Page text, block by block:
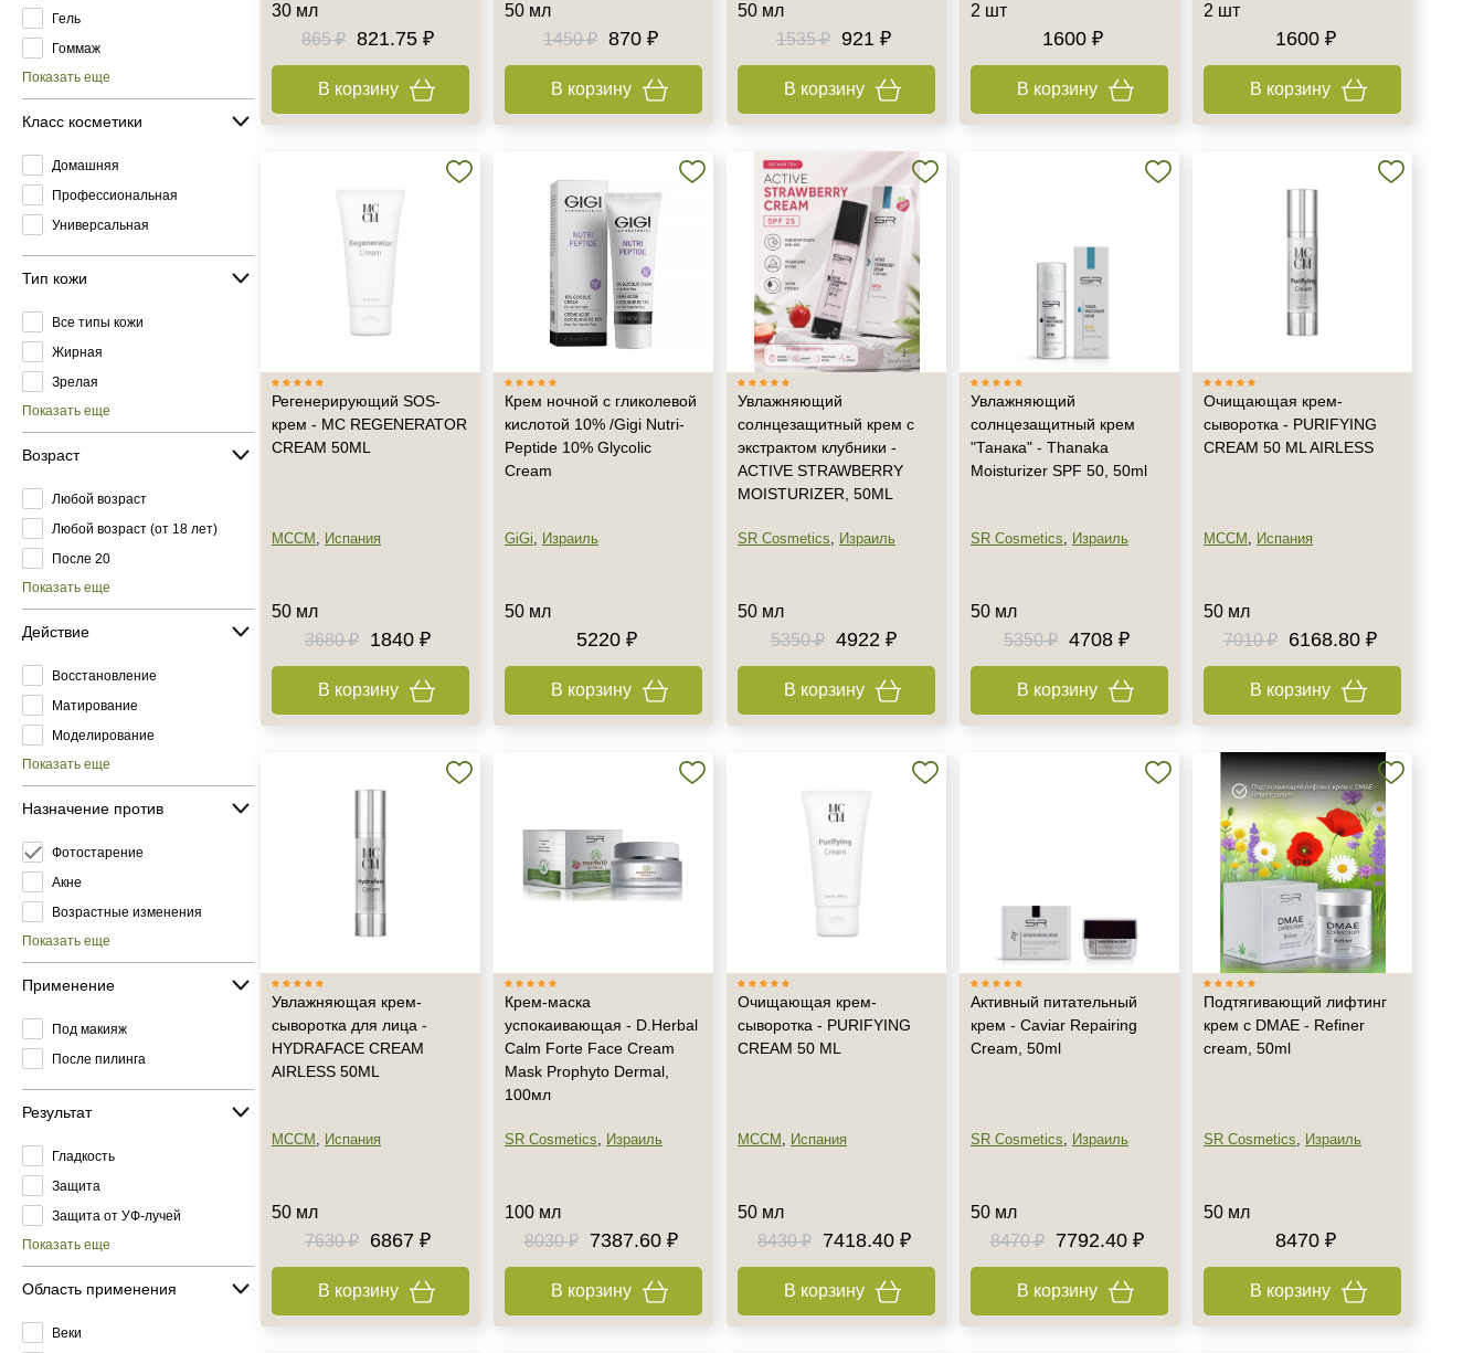
Гель
Гоммаж
Показать еще
Класс косметики
Домашняя
Профессиональная
Универсальная
Тип кожи
Все типы кожи
Жирная
Зрелая
Показать еще
Возраст
Любой возраст
Любой возраст (от 18 лет)
После 20
Показать еще
Действие
Восстановление
Матирование
Моделирование
Показать еще
Назначение против
Фотостарение
Акне
Возрастные изменения
Показать еще
Применение
Под макияж
После пилинга
Результат
Гладкость
Защита
Защита от УФ-лучей
Показать еще
Область применения
Веки
30 мл
865 ₽ 821.75 ₽
В корзину
50 мл
1450 ₽ 870 ₽
В корзину
50 мл
1535 ₽ 921 ₽
В корзину
2 шт
1600 ₽
В корзину
2 шт
1600 ₽
В корзину
Регенерирующий SOS-
крем - MC REGENERATOR
CREAM 50ML
MCCM , Испания
50 мл
3680 ₽
1840 ₽
В корзину
Крем ночной с гликолевой
кислотой 10% /Gigi Nutri-
Peptide 10% Glycolic
Cream
GiGi, Израиль
50 мл
5220 ₽
В корзину
Увлажняющий
солнцезащитный крем с
экстрактом клубники -
ACTIVE STRAWBERRY
MOISTURIZER, 50ML
SR Cosmetics, Израиль
50 мл
5350 ₽ 4922 ₽
В корзину
Увлажняющий
солнцезащитный крем
"Танака" - Thanaka
Moisturizer SPF 50, 50ml
SR Cosmetics, Израиль
50 мл
5350 ₽ 4708 ₽
В корзину
Очищающая крем-
сыворотка - PURIFYING
CREAM 50 ML AIRLESS
MCCM , Испания
50 мл
7010 ₽
6168.80 ₽
В корзину
Увлажняющая крем-
сыворотка для лица -
HYDRAFACE CREAM
AIRLESS 50ML
MCCM , Испания
50 мл
7630 ₽
6867 ₽
В корзину
Крем-маска
успокаивающая - D.Herbal
Calm Forte Face Cream
Mask Prophyto Dermal,
100мл
SR Cosmetics, Израиль
100 мл
8030 ₽
7387.60 ₽
В корзину
Очищающая крем-
сыворотка - PURIFYING
CREAM 50 ML
MCCM , Испания
50 мл
8430 ₽
7418.40 ₽
В корзину
Активный питательный
крем - Caviar Repairing
Cream, 50ml
SR Cosmetics, Израиль
50 мл
8470 ₽
7792.40 ₽
В корзину
Подтягивающий лифтинг
крем с DMAE - Refiner
cream, 50ml
SR Cosmetics, Израиль
50 мл
8470 ₽
В корзину